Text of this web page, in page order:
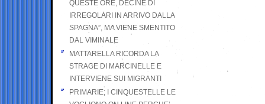
QUESTE ORE, DECINE DI
IRREGOLARI IN ARRIVO DALLA
SPAGNA”, MA VIENE SMENTITO
DAL VIMINALE
MATTARELLA RICORDA LA
STRAGE DI MARCINELLE E
INTERVIENE SUI MIGRANTI
PRIMARIE; I CINQUESTELLE LE